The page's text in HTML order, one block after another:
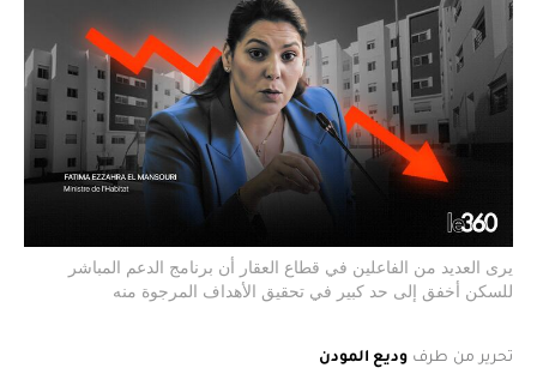
يرى العديد من الفاعلين في قطاع العقار أن برنامج الدعم المباشر
للسكن أخفق إلى حد كبير في تحقيق الأهداف المرجوة منه
تحرير من طرف وديع المودن